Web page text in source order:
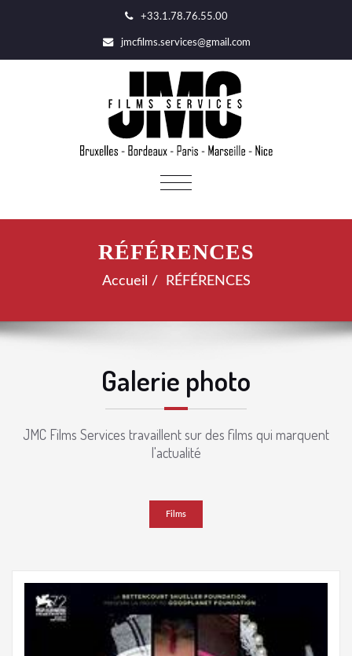
+33.1.78.76.55.00
jmcfilms.services@gmail.com
AFFICHER/MASQUER
NAVIGATION
RÉFÉRENCES
Accueil RÉFÉRENCES
Galerie photo
JMC Films Services travaillent sur des films qui marquent
l'actualité
Films